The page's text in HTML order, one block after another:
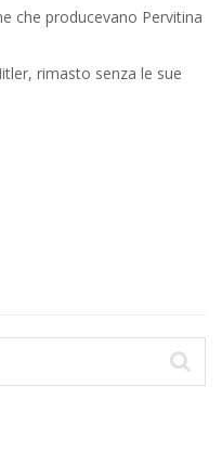
che producevano Pervitina
rimasto senza le sue